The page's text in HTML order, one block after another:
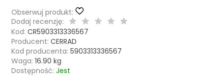
Obserwuj produkt:
Dodaj recenzję:
Kod: CR5903313336567
Producent: CERRAD
Kod producenta: 5903313336567
Waga: 16.90 kg
Dostępność: Jest